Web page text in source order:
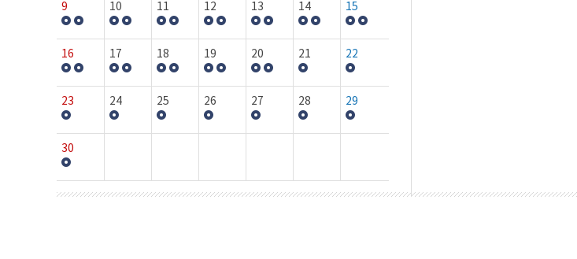
9 10 11 12 13 14 15
16 17 18 19 20 21 22
23 24 25 26 27 28 29
30